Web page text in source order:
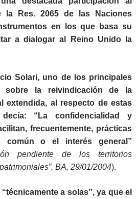
la Res. 2065 de las Naciones
en los que basa su
a dialogar al Reino Unido la
Solari, uno de los principales
sobre la reivindicación de la
extendida, al respecto de estas
“La confidencialidad y
frecuentemente, prácticas
común o el interés general”
pendiente de los territorios
BA, 29/01/2004).
a solas”, ya que el